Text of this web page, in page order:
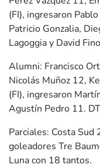
(FI), ingresaron
Patricio Gonzalia,
Lagoggia y David
Alumni: Francisco
Nicolás Muñoz 12,
(FI), ingresaron
Agustín Pedro 11.
Parciales: Costa
goleadores Tre
Luna con 18 tantos.